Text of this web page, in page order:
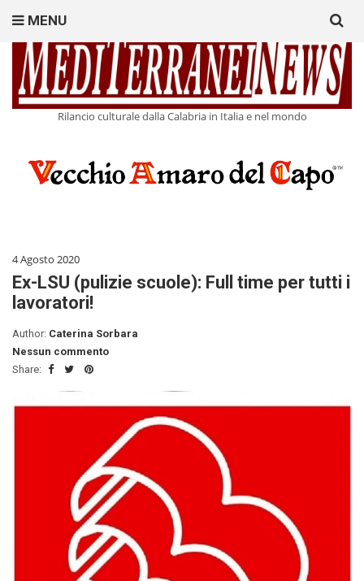
Rilancio culturale dalla Calabria in Italia e nel mondo
MENU
for:
4 Agosto 2020
Ex-LSU (pulizie scuole): Full time per tutti i
lavoratori!
Author: Caterina Sorbara
Nessun commento
Share: